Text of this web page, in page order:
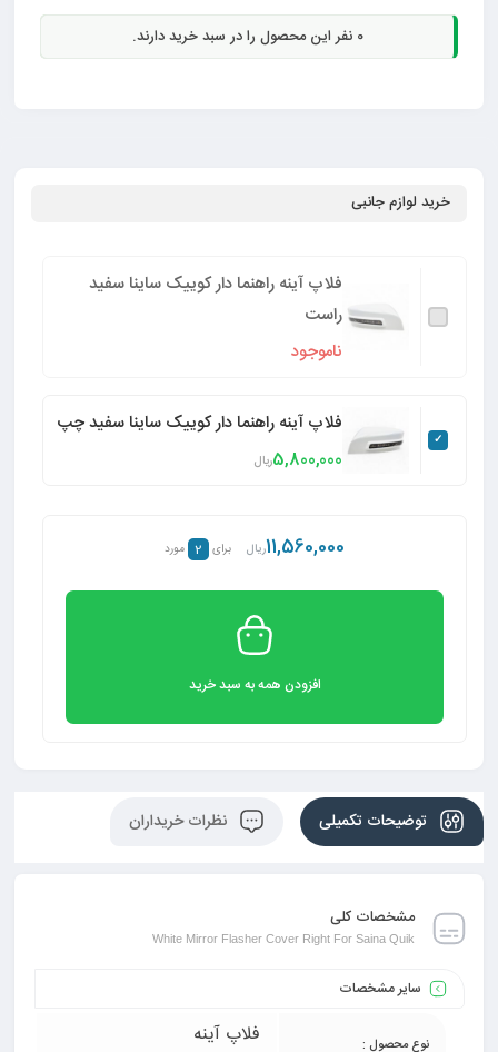
0 نفر این محصول را در سبد خرید دارند.
خرید لوازم جانبی
فلاپ آینه راهنما دار کوییک ساینا سفید
راست
ناموجود
فلاپ آینه راهنما دار کوییک ساینا سفید چپ
5,800,000ریال
11,560,000ریال برای 2 مورد
افزودن همه به سبد خرید
توضیحات تکمیلی نظرات خریداران
مشخصات کلی
White Mirror Flasher Cover Right For Saina Quik
سایر مشخصات
نوع محصول : فلاپ آینه